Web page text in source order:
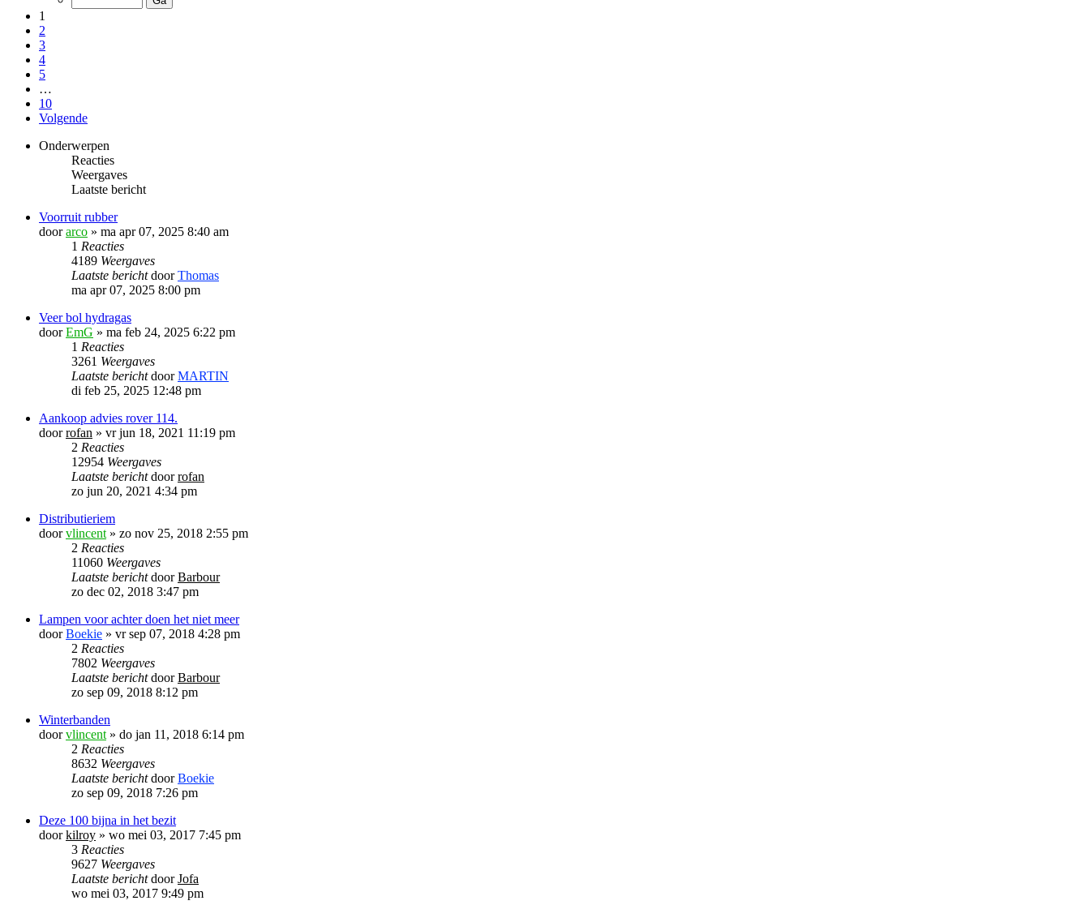
1
2
3
4
5
…
10
Volgende
Onderwerpen
Reacties
Weergaves
Laatste bericht
Voorruit rubber
doorarco » ma apr 07, 2025 8:40 am
1 Reacties
4189 Weergaves
Laatste berichtdoorThomas
ma apr 07, 2025 8:00 pm
Veer bol hydragas
doorEmG » ma feb 24, 2025 6:22 pm
1 Reacties
3261 Weergaves
Laatste berichtdoorMARTIN
di feb 25, 2025 12:48 pm
Aankoop advies rover 114.
doorrofan » vr jun 18, 2021 11:19 pm
2 Reacties
12954 Weergaves
Laatste berichtdoorrofan
zo jun 20, 2021 4:34 pm
Distributieriem
doorvlincent » zo nov 25, 2018 2:55 pm
2 Reacties
11060 Weergaves
Laatste berichtdoorBarbour
zo dec 02, 2018 3:47 pm
Lampen voor achter doen het niet meer
doorBoekie » vr sep 07, 2018 4:28 pm
2 Reacties
7802 Weergaves
Laatste berichtdoorBarbour
zo sep 09, 2018 8:12 pm
Winterbanden
doorvlincent » do jan 11, 2018 6:14 pm
2 Reacties
8632 Weergaves
Laatste berichtdoorBoekie
zo sep 09, 2018 7:26 pm
Deze 100 bijna in het bezit
doorkilroy » wo mei 03, 2017 7:45 pm
3 Reacties
9627 Weergaves
Laatste berichtdoorJofa
wo mei 03, 2017 9:49 pm